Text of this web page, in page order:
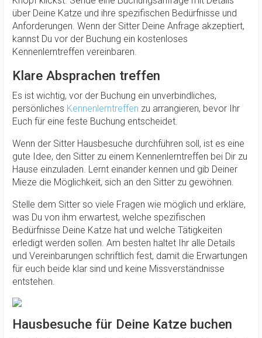
über Deine Katze und ihre spezifischen Bedürfnisse und
Anforderungen. Wenn der Sitter Deine Anfrage akzeptiert,
kannst Du vor der Buchung ein kostenloses
Kennenlerntreffen vereinbaren.
Klare Absprachen treffen
Es ist wichtig, vor der Buchung ein unverbindliches,
persönliches Kennenlerntreffen zu arrangieren, bevor Ihr
Euch für eine feste Buchung entscheidet.
Wenn der Sitter Hausbesuche durchführen soll, ist es eine
gute Idee, den Sitter zu einem Kennenlerntreffen bei Dir zu
Hause einzuladen. Lernt einander kennen und gib Deiner
Mieze die Möglichkeit, sich an den Sitter zu gewöhnen.
Stelle dem Sitter so viele Fragen wie möglich und erkläre,
was Du von ihm erwartest, welche spezifischen
Bedürfnisse Deine Katze hat und welche Tätigkeiten
erledigt werden sollen. Am besten haltet Ihr alle Details
und Vereinbarungen schriftlich fest, damit die Erwartungen
für euch beide klar sind und keine Missverständnisse
entstehen.
Hausbesuche für Deine Katze buchen